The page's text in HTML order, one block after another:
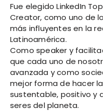
Fue elegido LinkedIn
Creator, como uno de
más influyentes en la
Latinoamérica.
Como speaker y
que cada uno de
avanzada y como
mejor forma de hacer
sustentable, positivo y
seres del planeta.